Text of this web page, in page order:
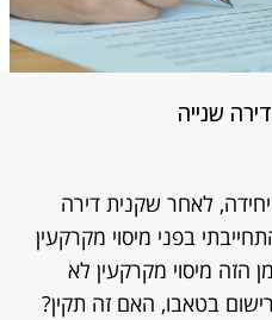
שנייה
לאחר שקנית דירה
בפני מיסוי מקרקעין
בזמן הזה מיסוי מקרקעין לא
בטאבו, האם זה תקין?